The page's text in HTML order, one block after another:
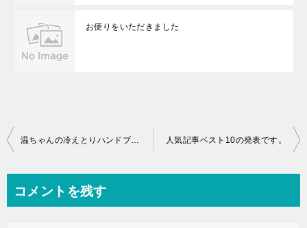
お便りをいただきました
投
ビ
温ちゃんの冷えとりハンドブック 人気記事ベスト10の発表です。
コメントを残す